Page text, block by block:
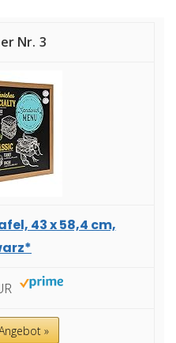
3
43 x 58,4 cm,
»